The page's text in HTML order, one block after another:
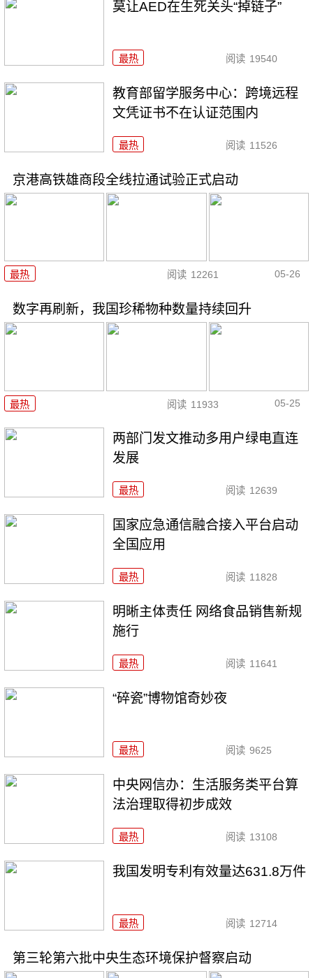
莫让AED在生死关头“掉链子”
最热 阅读 19540
教育部留学服务中心：跨境远程
文凭证书不在认证范围内
最热 阅读 11526
京港高铁雄商段全线拉通试验正式启动
最热 阅读 12261 05-26
数字再刷新，我国珍稀物种数量持续回升
最热 阅读 11933 05-25
两部门发文推动多用户绿电直连
发展
最热 阅读 12639
国家应急通信融合接入平台启动
全国应用
最热 阅读 11828
明晰主体责任 网络食品销售新规
施行
最热 阅读 11641
“碎瓷”博物馆奇妙夜
最热 阅读 9625
中央网信办：生活服务类平台算
法治理取得初步成效
最热 阅读 13108
我国发明专利有效量达631.8万件
最热 阅读 12714
第三轮第六批中央生态环境保护督察启动